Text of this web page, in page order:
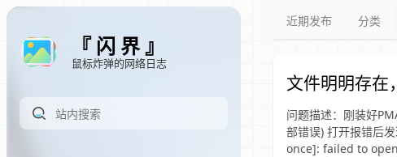
『 闪 界 』
鼠标炸弹的网络日志
近期发布 分类
文件明明存
问题描述：刚装好
部错误) 打开报错后
once]: failed to